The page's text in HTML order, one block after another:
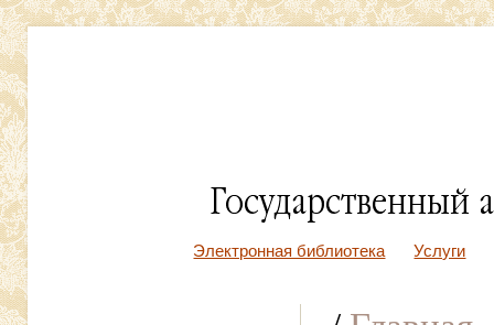
Электронная библиотека Услуги